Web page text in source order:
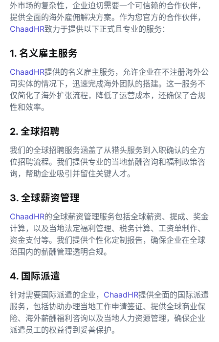
外市场的复杂性，企业迫切需要一个可信赖的合作伙伴，
提供全面的海外雇佣解决方案。作为您官方的合作伙伴，
ChaadHR致力于提供以下正式且专业的服务：
1. 名义雇主服务
ChaadHR提供的名义雇主服务，允许企业在不注册海外公
司实体的情况下，迅速完成海外团队的搭建。这一服务不
仅简化了海外扩张流程，降低了运营成本，还确保了合规
性和效率。
2. 全球招聘
我们的全球招聘服务涵盖了从猎头服务到入职确认的全方
位招聘流程。我们提供专业的当地薪酬咨询和福利政策咨
询，帮助企业吸引并留住关键人才。
3. 全球薪资管理
ChaadHR的全球薪资管理服务包括全球薪资、提成、奖金
计算，以及当地法定福利管理、税务计算、工资单制作、
资金支付等。我们提供个性化定制报告，确保企业在全球
范围内的薪酬管理透明合规。
4. 国际派遣
针对需要国际派遣的企业， ChaadHR提供全面的国际派遣
服务，包括协助办理当地工作申请签证、提供全球商业保
险、海外薪酬福利咨询以及当地人力资源管理，确保企业
派遣员工的权益得到妥善保护。